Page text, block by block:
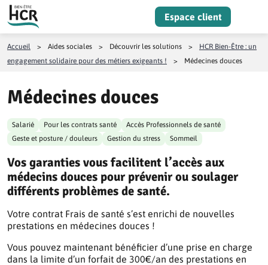
Aller au contenu
Espace client
Accueil > Aides sociales > Découvrir les solutions >
HCR Bien-Être : un
engagement solidaire pour des métiers exigeants !
> Médecines douces
Médecines douces
Salarié Pour les contrats santé
Accès Professionnels de santé
Geste et posture / douleurs
Gestion du stress Sommeil
Vos garanties vous facilitent l’accès aux
médecins douces pour prévenir ou soulager
différents problèmes de santé.
Votre contrat Frais de santé s’est enrichi de nouvelles
prestations en médecines douces !
Vous pouvez maintenant bénéficier d’une prise en charge
dans la limite d’un forfait de 300€/an des prestations en